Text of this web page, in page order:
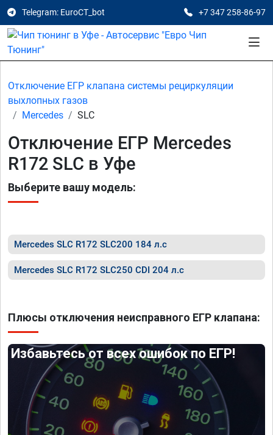
Telegram: EuroCT_bot +7 347 258-86-97
Отключение ЕГР клапана системы рециркуляции
выхлопных газов
Mercedes
SLC
Отключение ЕГР Mercedes
R172 SLC в Уфе
Выберите вашу модель:
Mercedes SLC R172 SLC200 184 л.с
Mercedes SLC R172 SLC250 CDI 204 л.с
Плюсы отключения неисправного ЕГР клапана:
Избавьтесь от всех ошибок по ЕГР!